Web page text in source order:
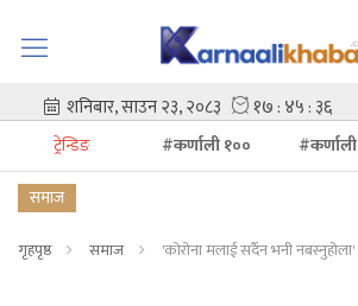
ट्रेन्डिङ #कर्णाली १०० #कर्णाली
समाज
गृहपृष्ठ समाज 'कोरोना मलाई सर्दैन भनी नबस्नुहोला'